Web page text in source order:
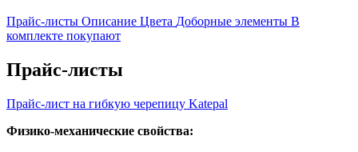
Прайс-листы Описание Цвета Доборные элементы В
комплекте покупают
Прайс-листы
Прайс-лист на гибкую черепицу Katepal
Физико-механические свойства: